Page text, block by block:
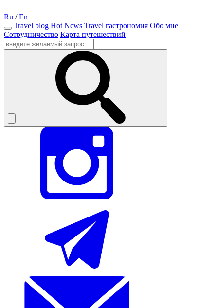
Ru /En
Travel blog Hot News Travel гастрономия Обо мне
Сотрудничество Карта путешествий